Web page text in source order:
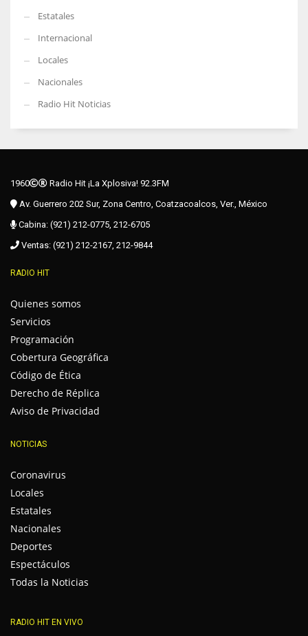
Estatales
Internacional
Locales
Nacionales
Radio Hit Noticias
1960
Radio Hit ¡La Xplosiva! 92.3FM
Av. Guerrero 202 Sur, Zona Centro, Coatzacoalcos, Ver., México
Cabina: (921) 212-0775, 212-6705
Ventas: (921) 212-2167, 212-9844
RADIO HIT
Quienes somos
Servicios
Programación
Cobertura Geográfica
Código de Ética
Derecho de Réplica
Aviso de Privacidad
NOTICIAS
Coronavirus
Locales
Estatales
Nacionales
Deportes
Espectáculos
Todas la Noticias
RADIO HIT EN VIVO